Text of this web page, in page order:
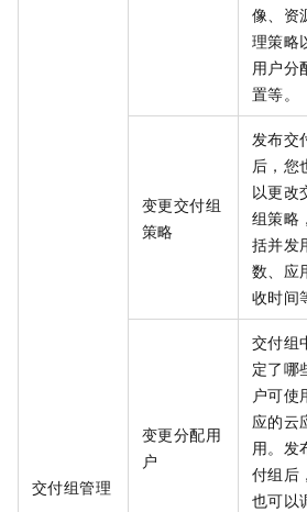
交付组管理
像、资
理策略
用户分
置等。
变更交付组
策略
发布交
后，您
以更改
组策略
括并发
数、应
收时间
变更分配用
户
交付组
定了哪
户可使
应的云
用。发
付组后
也可以